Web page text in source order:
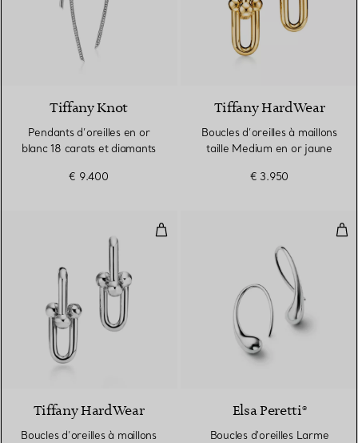
Tiffany Knot
Pendants d’oreilles en or
blanc 18 carats et diamants
€ 9.400
Tiffany HardWear
Boucles d’oreilles à maillons
taille Medium en or jaune
€ 3.950
Boucles d’oreilles à maillons
Tiffany HardWear
Boucles d’oreilles à maillons
Elsa Peretti®
Boucles d'oreilles Larme